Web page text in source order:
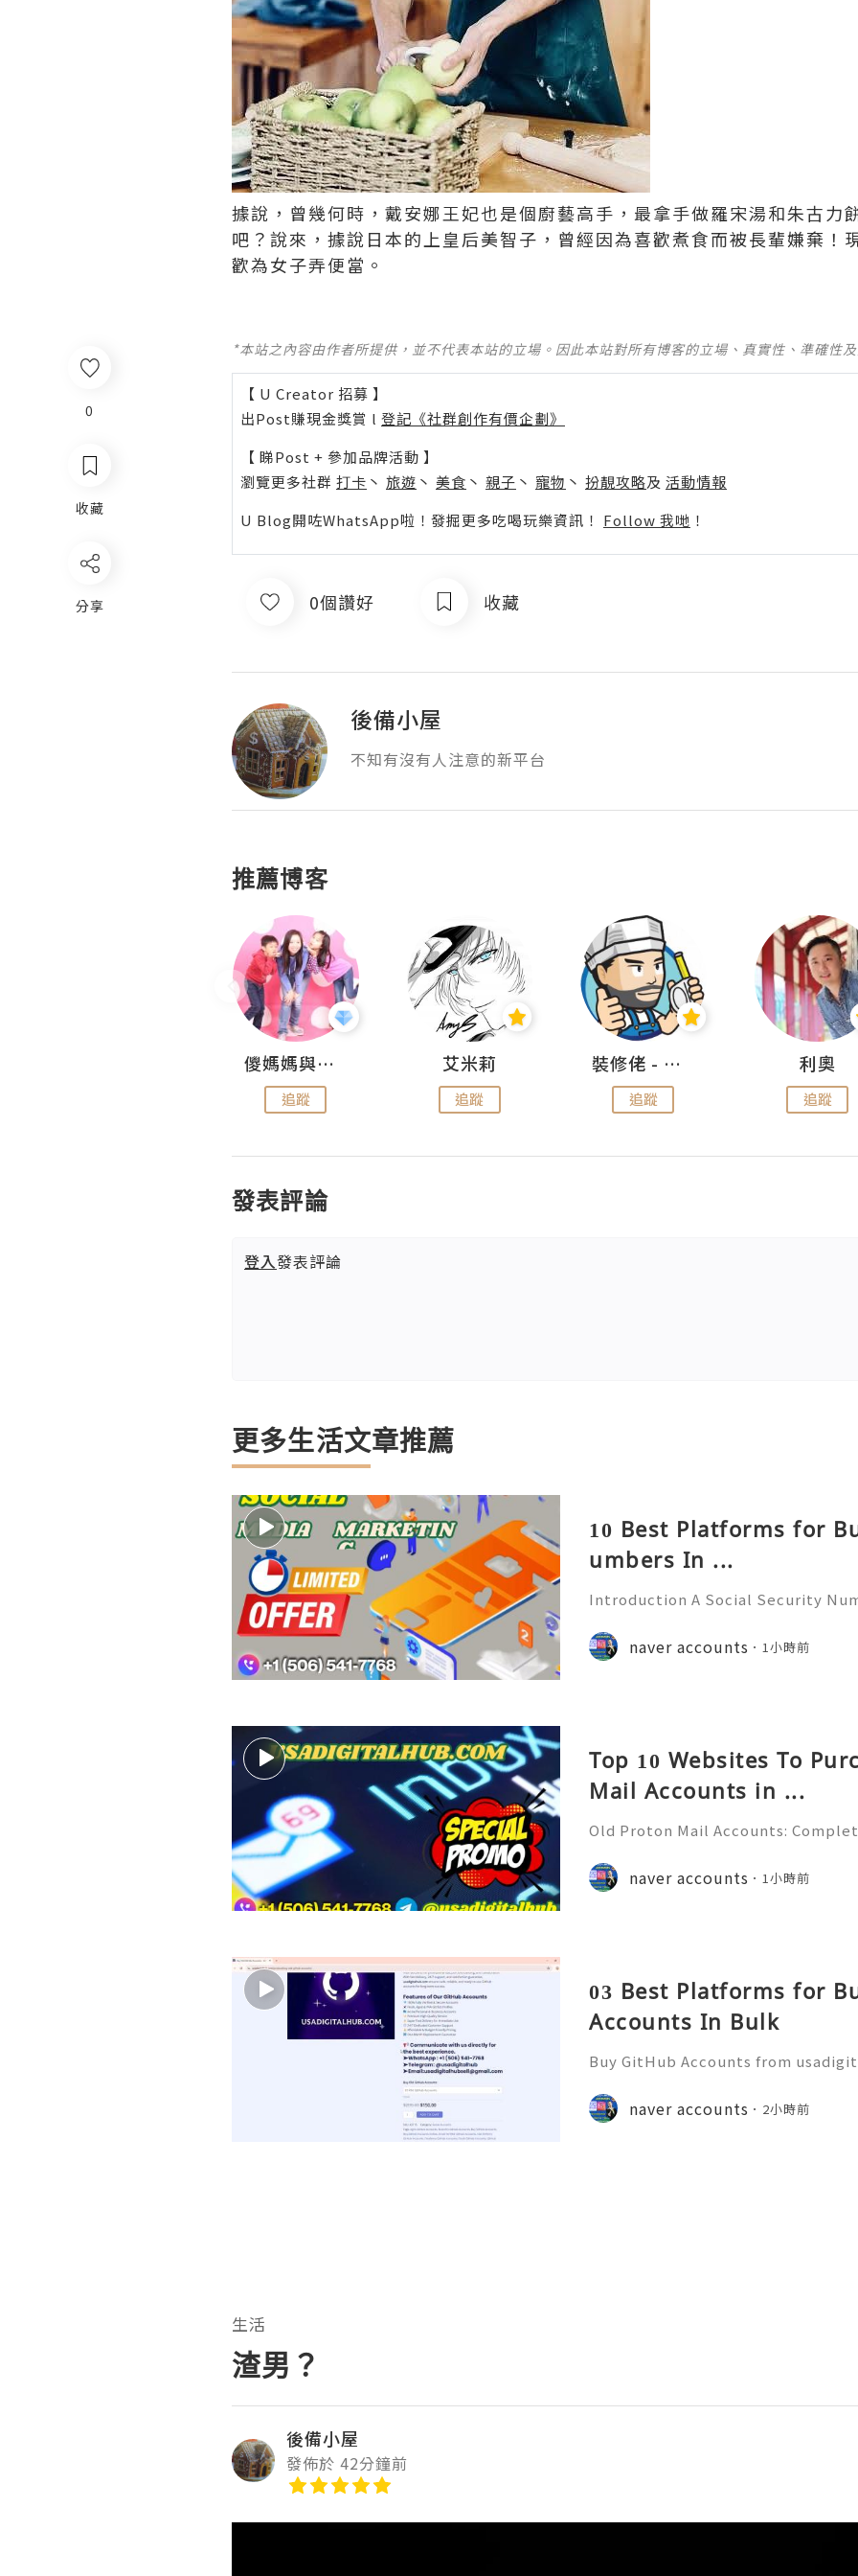
0
收藏
分享
據說，曾幾何時，戴安娜王妃也是個廚藝高手，最拿手做羅宋湯和朱古力
吧？說來，據說日本的上皇后美智子，曾經因為喜歡煮食而被長輩嫌棄！
歡為女子弄便當。 ​​​
*本站之內容由作者所提供，並不代表本站的立場。因此本站對所有博客的立場、真實性、準確性
【 U Creator 招募 】
出Post賺現金獎賞 l 登記《社群創作有價企劃》
【 睇Post + 參加品牌活動 】
瀏覽更多社群 打卡 丶 旅遊 丶 美食 丶 親子 丶 寵物 丶 扮靚攻略及 活動情報
U Blog開咗WhatsApp啦！發掘更多吃喝玩樂資訊！ Follow 我哋 ！
0個讚好 收藏
後備小屋
不知有沒有人注意的新平台
推薦博客
儍媽媽與兩隻小魔怪之家
追蹤
艾米莉
追蹤
裝修佬 - 香港一站式網上裝修平台
追蹤
利奧
追蹤
發表評論
登入發表評論
更多生活文章推薦
10 Best Platforms for
umbers In ...
Introduction A Social Security
official identification,
overnment-related pur
naver accounts 1小時前
Top 10 Websites To
Mail Accounts in ...
Old Proton Mail Accounts:
liable 24/7 Customer Support
06) 541-7768
naver accounts 1小時前
03 Best Platforms for
Accounts In Bulk
Buy GitHub Accounts from
pp :+1 (506) 541-7768
b 💫💎💲💫🌐✨💎Discord:
naver accounts 2小時前
生活
渣男？
後備小屋
發佈於 42分鐘前